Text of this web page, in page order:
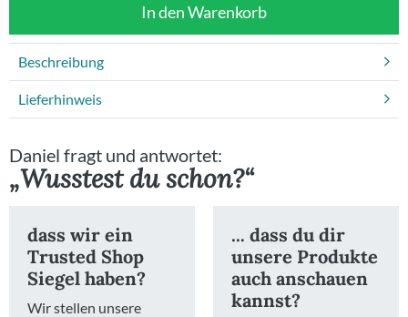
In den Warenkorb
Beschreibung
Lieferhinweis
Daniel fragt und antwortet:
„Wusstest du schon?“
dass wir ein
Trusted Shop
Siegel haben?
Wir stellen unsere
... dass du dir
unsere Produkte
auch anschauen
kannst?